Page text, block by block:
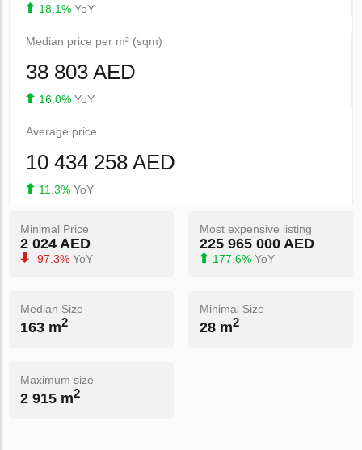
18.1% YoY
Median price per m² (sqm)
38 803 AED
16.0% YoY
Average price
10 434 258 AED
11.3% YoY
Minimal Price
2 024 AED
-97.3% YoY
Most expensive listing
225 965 000 AED
177.6% YoY
Median Size
163 m2
Minimal Size
28 m2
Maximum size
2 915 m2